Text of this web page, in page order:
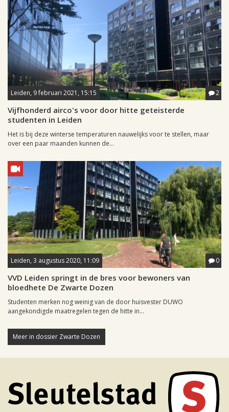
Leiden, 9 februari 2021, 15:15 2
Vijfhonderd airco's voor door hitte geteisterde
studenten in Leiden
Het is bij deze winterse temperaturen nauwelijks voor te stellen, maar
over een paar maanden kunnen de...
Leiden, 3 augustus 2020, 11:09 0
VVD Leiden springt in de bres voor bewoners van
bloedhete De Zwarte Dozen
Studenten merken nog weinig van de door huisvester DUWO
aangekondigde maatregelen tegen de hitte in...
Meer in dossier Zwarte Dozen